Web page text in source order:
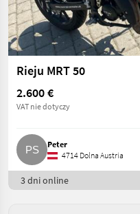
Rieju MRT 50
2.600 €
VAT nie dotyczy
Peter
4714 Dolna Austria
3 dni online